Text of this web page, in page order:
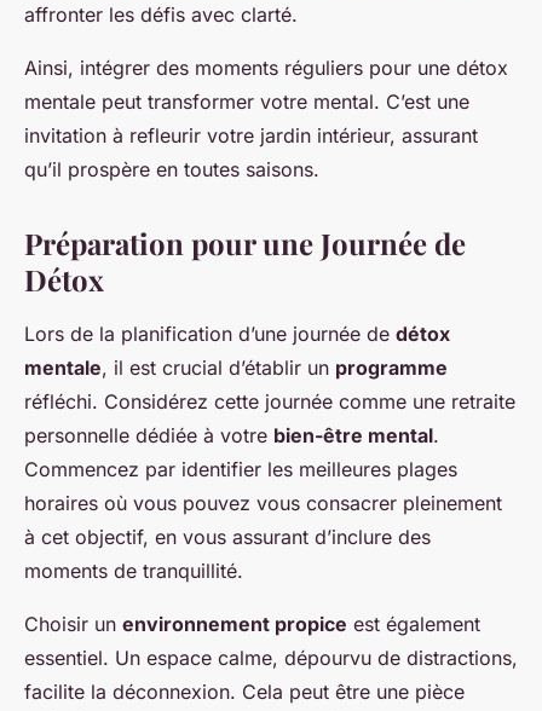
affronter les défis avec clarté.
Ainsi, intégrer des moments réguliers pour une détox
mentale peut transformer votre mental. C’est une
invitation à refleurir votre jardin intérieur, assurant
qu’il prospère en toutes saisons.
Préparation pour une Journée de
Détox
Lors de la planification d’une journée de détox
mentale, il est crucial d’établir un programme
réfléchi. Considérez cette journée comme une retraite
personnelle dédiée à votre bien-être mental.
Commencez par identifier les meilleures plages
horaires où vous pouvez vous consacrer pleinement
à cet objectif, en vous assurant d’inclure des
moments de tranquillité.
Choisir un environnement propice est également
essentiel. Un espace calme, dépourvu de distractions,
facilite la déconnexion. Cela peut être une pièce